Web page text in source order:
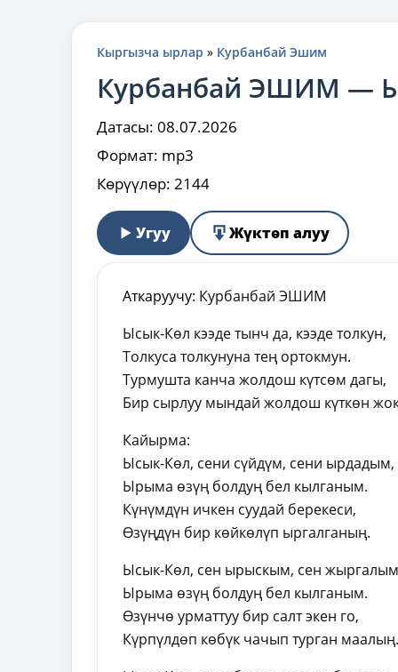
Кыргызча ырлар » Курбанбай Эшим
Курбанбай ЭШИМ —
Датасы: 08.07.2026
Формат: mp3
Көрүүлөр: 2144
Угуу Жүктөп алуу
Аткаруучу: Курбанбай ЭШИМ
Ысык-Көл кээде тынч да, кээде толкун,
Толкуса толкунуна тең ортокмун.
Турмушта канча жолдош күтсөм дагы,
Бир сырлуу мындай жолдош күткөн
Кайырма:
Ысык-Көл, сени сүйдүм, сени ырдадым,
Ырыма өзүң болдуң бел кылганым.
Күнүмдүн ичкен суудай берекеси,
Өзүңдүн бир көйкөлүп ыргалганың.
Ысык-Көл, сен ырыскым, сен
Ырыма өзүң болдуң бел кылганым.
Өзүнчө урматтуу бир салт экен го,
Күрпүлдөп көбүк чачып турган маалың.